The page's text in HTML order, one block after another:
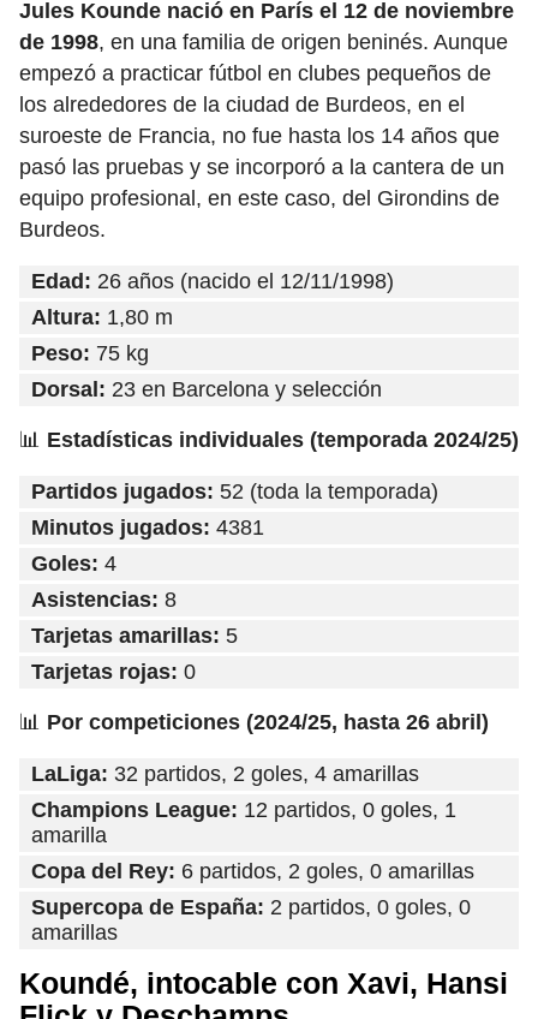
Jules Kounde nació en París el 12 de noviembre
de 1998, en una familia de origen beninés. Aunque
empezó a practicar fútbol en clubes pequeños de
los alrededores de la ciudad de Burdeos, en el
suroeste de Francia, no fue hasta los 14 años que
pasó las pruebas y se incorporó a la cantera de un
equipo profesional, en este caso, del Girondins de
Burdeos.
Edad: 26 años (nacido el 12/11/1998)
Altura: 1,80 m
Peso: 75 kg
Dorsal: 23 en Barcelona y selección
📊 Estadísticas individuales (temporada 2024/25)
Partidos jugados: 52 (toda la temporada)
Minutos jugados: 4381
Goles: 4
Asistencias: 8
Tarjetas amarillas: 5
Tarjetas rojas: 0
📊 Por competiciones (2024/25, hasta 26 abril)
LaLiga: 32 partidos, 2 goles, 4 amarillas
Champions League: 12 partidos, 0 goles, 1
amarilla
Copa del Rey: 6 partidos, 2 goles, 0 amarillas
Supercopa de España: 2 partidos, 0 goles, 0
amarillas
Koundé, intocable con Xavi, Hansi